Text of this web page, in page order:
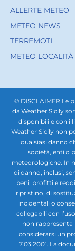
ALLERTE METEO
METEO NEWS
TERREMOTI
METEO
© DISCLAIMER Le
da Weather Sicily
disponibili e con i
Weather Sicily non
qualsiasi danno
società, enti o
meteorologiche. In
di danno, inclusi,
beni, profitti e
ripristino, di
incidentali o
collegabili con
non
considerarsi un
7.03.2001. La